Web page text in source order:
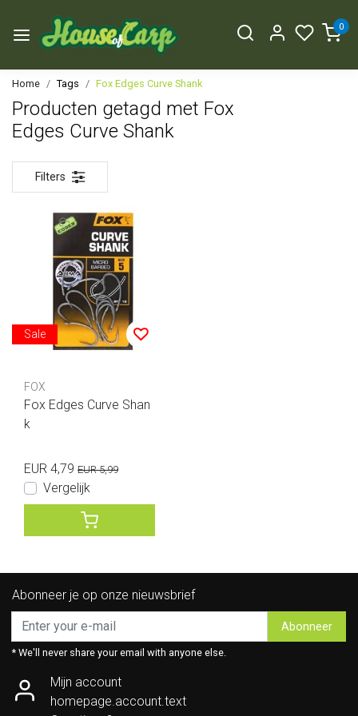
0
Home Tags Fox Edges Curve Shank
Producten getagd met Fox
Edges Curve Shank
Filters
Sale
FOX
Fox Edges Curve Shan
k
EUR 4,79 EUR 5,99
Vergelijk
Abonneer je op onze nieuwsbrief
Abonneer
* We'll never share your email with anyone else.
Mijn account
homepage.account.text